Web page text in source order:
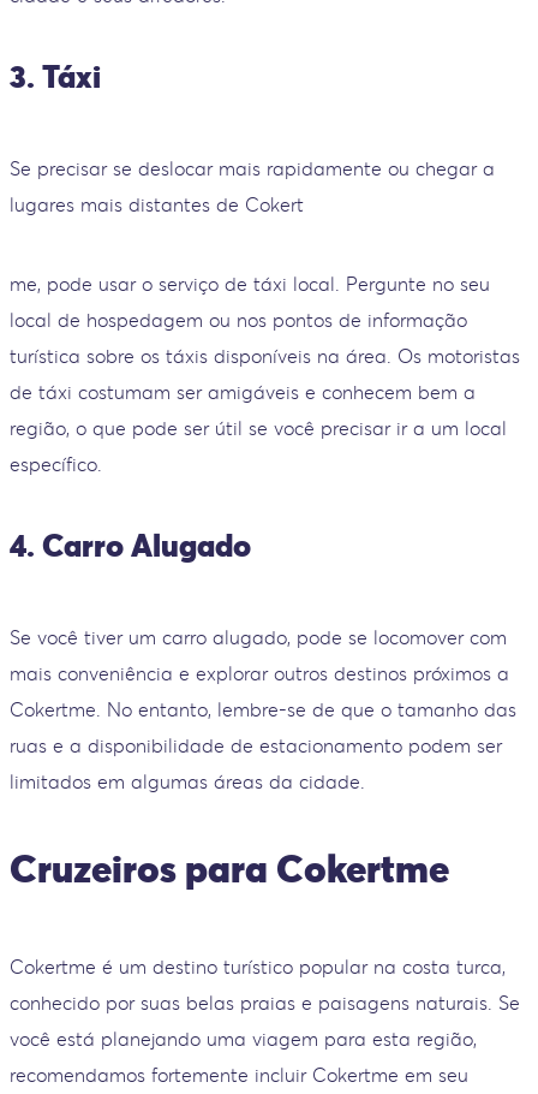
3. Táxi
Se precisar se deslocar mais rapidamente ou chegar a
lugares mais distantes de Cokert
me, pode usar o serviço de táxi local. Pergunte no seu
local de hospedagem ou nos pontos de informação
turística sobre os táxis disponíveis na área. Os motoristas
de táxi costumam ser amigáveis e conhecem bem a
região, o que pode ser útil se você precisar ir a um local
específico.
4. Carro Alugado
Se você tiver um carro alugado, pode se locomover com
mais conveniência e explorar outros destinos próximos a
Cokertme. No entanto, lembre-se de que o tamanho das
ruas e a disponibilidade de estacionamento podem ser
limitados em algumas áreas da cidade.
Cruzeiros para Cokertme
Cokertme é um destino turístico popular na costa turca,
conhecido por suas belas praias e paisagens naturais. Se
você está planejando uma viagem para esta região,
recomendamos fortemente incluir Cokertme em seu